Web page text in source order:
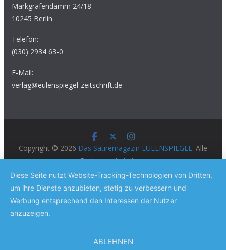
Markgrafendamm 24/18
10245 Berlin
Telefon:
(030) 2934 63-0
E-Mail:
verlag@eulenspiegel-zeitschrift.de
Copyright © 2026 Das Satiremagazin EULENSPIEGEL. Alle
Rechte vorbehalten.
Theme:ColorMag Provon ThemeGrill. Präsentiert von
WordPress.
Diese Seite nutzt Website-Tracking-Technologien von Dritten,
um ihre Dienste anzubieten, stetig zu verbessern und
Werbung entsprechend den Interessen der Nutzer
anzuzeigen.
ABLEHNEN